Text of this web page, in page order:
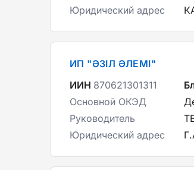
Юридический адрес
ИП "ӘЗІЛ ӘЛЕМІ"
ИИН 870621301311
Основной ОКЭД
Руководитель
Юридический адрес